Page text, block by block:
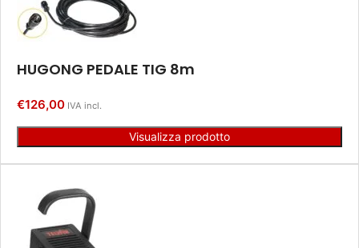
HUGONG PEDALE TIG 8m
€126,00 IVA incl.
Visualizza prodotto